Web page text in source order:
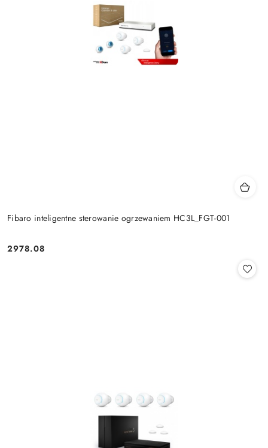
Fibaro inteligentne sterowanie ogrzewaniem HC3L_FGT-001
Cena:
2978.08